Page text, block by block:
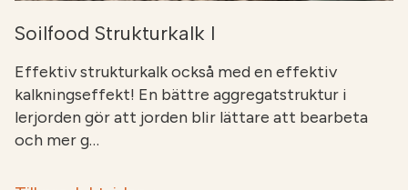
Soilfood Strukturkalk I
Effektiv strukturkalk också med en effektiv
kalkningseffekt! En bättre aggregatstruktur i
lerjorden gör att jorden blir lättare att bearbeta
och mer g…